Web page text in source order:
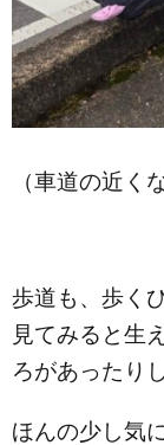
（車道の近く
歩道も、歩く
見てみると生
ろがあったり
ほんの少し気